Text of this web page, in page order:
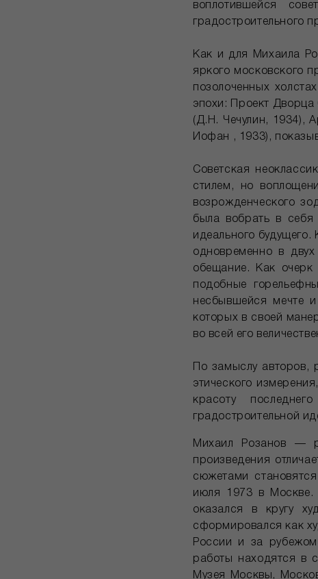
воплотившейся
градостроительного
Как и для Михаила
яркого московского
позолоченных
эпохи: Проект
(Д.Н. Чечулин, 1934),
Иофан , 1933),
Советская
стилем, но
возрожденческого
была вобрать в себя
идеального
одновременно в
обещание. Как очерк
подобные
несбывшейся мечте
которых в своей
во всей его
По замыслу авторов,
этического
красоту
градостроительной
Михаил Розанов —
произведения
сюжетами
июля 1973 в Москве.
оказался в кругу
сформировался как
России и за
работы находятся в
Музея Москвы,